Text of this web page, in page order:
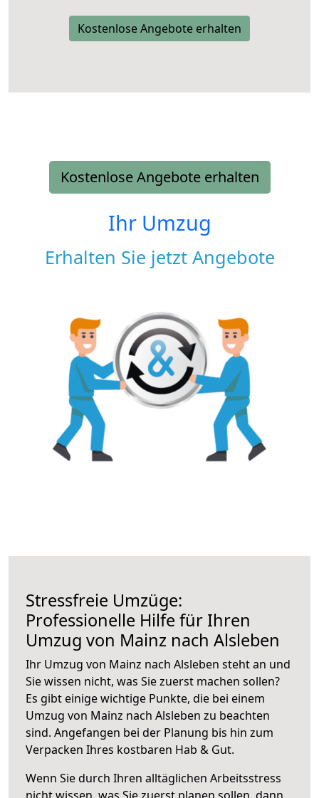
Kostenlose Angebote erhalten
Kostenlose Angebote erhalten
Ihr Umzug
Erhalten Sie jetzt Angebote
Stressfreie Umzüge:
Professionelle Hilfe für Ihren
Umzug von Mainz nach Alsleben
Ihr Umzug von Mainz nach Alsleben steht an und
Sie wissen nicht, was Sie zuerst machen sollen?
Es gibt einige wichtige Punkte, die bei einem
Umzug von Mainz nach Alsleben zu beachten
sind. Angefangen bei der Planung bis hin zum
Verpacken Ihres kostbaren Hab & Gut.
Wenn Sie durch Ihren alltäglichen Arbeitsstress